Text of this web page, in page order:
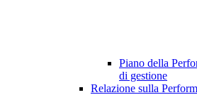
Piano della
di gestione
Relazione sulla